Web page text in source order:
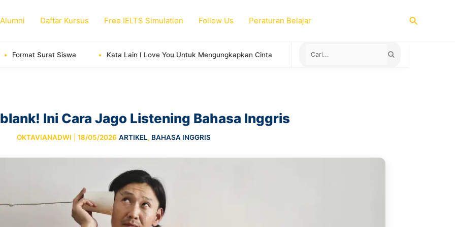
Daftar Kursus Free IELTS Simulation Follow Us Peraturan Belajar Search
Kata Lain I Love You Untuk Mengungkapkan Cinta Negara yang Menerima Sertifikat TOEFL ITP untuk Study Abroad
Ini Cara Jago Listening Bahasa Inggris
OKTAVIANADWI 18/05/2026 ARTIKEL, BAHASA INGGRIS